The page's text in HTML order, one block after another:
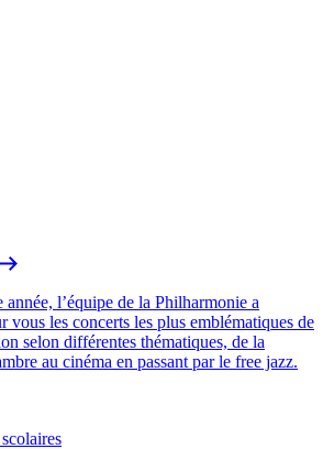
année, l’équipe de la Philharmonie a
vous les concerts les plus emblématiques de
selon différentes thématiques, de la
au cinéma en passant par le free jazz.